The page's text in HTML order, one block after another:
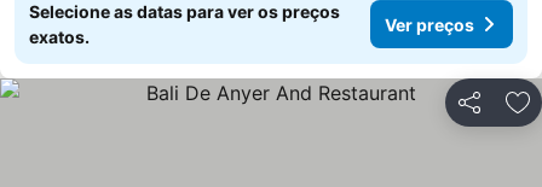
Selecione as datas para ver os preços
exatos.
Ver preços
Partilhar